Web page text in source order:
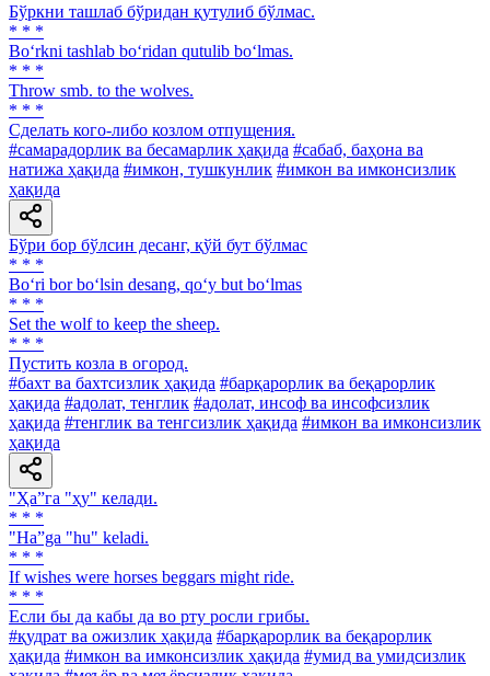
Бўркни ташлаб бўридан қутулиб бўлмас.
* * *
Bo‘rkni tashlab bo‘ridan qutulib bo‘lmas.
* * *
Throw smb. to the wolves.
* * *
Сделать кого-либо козлом отпущения.
#самарадорлик ва бесамарлик ҳақида #сабаб, баҳона ва
натижа ҳақида #имкон, тушкунлик #имкон ва имконсизлик
ҳақида
Бўри бор бўлсин десанг, қўй бут бўлмас
* * *
Bo‘ri bor bo‘lsin desang, qo‘y but bo‘lmas
* * *
Set the wolf to keep the sheep.
* * *
Пустить козла в огород.
#бахт ва бахтсизлик ҳақида #барқарорлик ва беқарорлик
ҳақида #адолат, тенглик #адолат, инсоф ва инсофсизлик
ҳақида #тенглик ва тенгсизлик ҳақида #имкон ва имконсизлик
ҳақида
"Ҳа”га "ҳу" келади.
* * *
"Ha”ga "hu" keladi.
* * *
If wishes were horses beggars might ride.
* * *
Если бы да кабы да во рту росли грибы.
#қудрат ва ожизлик ҳақида #барқарорлик ва беқарорлик
ҳақида #имкон ва имконсизлик ҳақида #умид ва умидсизлик